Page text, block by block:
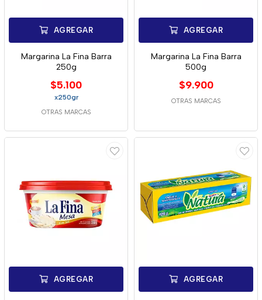
AGREGAR
Margarina La Fina Barra
250g
$5.100
x250gr
OTRAS MARCAS
AGREGAR
Margarina La Fina Barra
500g
$9.900
OTRAS MARCAS
AGREGAR AGREGAR